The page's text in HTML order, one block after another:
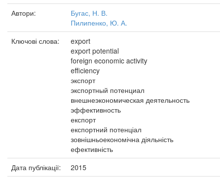
Автори:
Бугас, Н. В.
Пилипенко, Ю. А.
Ключові слова:
export
export potential
foreign economic activity
efficiency
экспорт
экспортный потенциал
внешнеэкономическая деятельность
эффективность
експорт
експортний потенціал
зовнішньоекономічна діяльність
ефективність
Дата публікації:
2015